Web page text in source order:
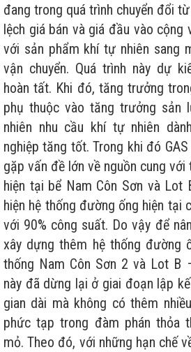
đang trong quá trình chuyển đổi
lệch giá bán và giá đầu vào cộng
với sản phẩm khí tự nhiên sang
vận chuyển. Quá trình này dự
hoàn tất. Khi đó, tăng trưởng
phụ thuộc vào tăng trưởng sản
nhiên nhu cầu khí tự nhiên
nghiệp tăng tốt. Trong khi đó
gặp vấn đề lớn về nguồn cung
hiện tại bể Nam Côn Sơn và Lot
hiện hệ thống đường ống hiện tại
với 90% công suất. Do vậy để
xây dựng thêm hệ thống đường
thống Nam Côn Sơn 2 và Lot B
này đã dừng lại ở giai đoạn lập
gian dài mà không có thêm
phức tạp trong đàm phán thỏa
mỏ. Theo đó, với những hạn chế